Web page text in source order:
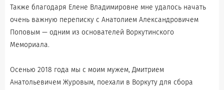
Также благодаря Елене Владимировне мне удалось начать
очень важную переписку с Анатолием Александровичем
Поповым — одним из основателей Воркутинского
Мемориала.
Осенью 2018 года мы с моим мужем, Дмитрием
Анатольевичем Журовым, поехали в Воркуту для сбора